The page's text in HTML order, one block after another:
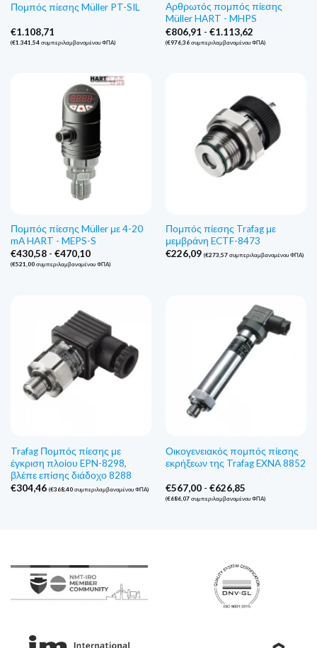
Πομπός πίεσης Müller PT-SIL
€1.108,71
(€1.341,54συμπεριλαμβανομένου ΦΠΑ)
Αρθρωτός πομπός πίεσης
Müller HART - MHPS
€806,91 - €1.113,62Εύρος
τιμών:
(€976,36συμπεριλαμβανομένου ΦΠΑ)
Πομπός πίεσης Müller με 4-20
mA HART - MEPS-S
€430,58 - €470,10Εύρος
τιμών:
(€521,00συμπεριλαμβανομένου ΦΠΑ)
Πομπός πίεσης Trafag με
μεμβράνη ECTF-8473
€226,09 (€273,57συμπεριλαμβανομένου ΦΠΑ)
Trafag Πομπός πίεσης με
έγκριση πλοίου EPN-8298,
βλέπε επίσης διάδοχο 8288
€304,46 (€368,40συμπεριλαμβανομένου ΦΠΑ)
Οικογενειακός πομπός πίεσης
εκρήξεων της Trafag EXNA 8852
€567,00 - €626,85Εύρος
τιμών:
(€686,07συμπεριλαμβανομένου ΦΠΑ)